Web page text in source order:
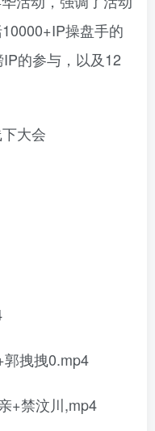
操盘手的
的参与，以及12
大会
拽拽0.mp4
+禁汶川,mp4